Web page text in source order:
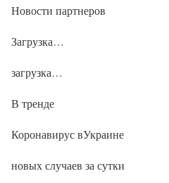
Новости партнеров
Загрузка…
загрузка…
В тренде
Коронавирус вУкраине
новых случаев за сутки